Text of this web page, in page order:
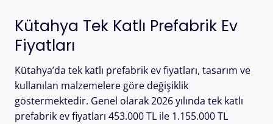
Kütahya Tek Katlı Prefabrik Ev
Fiyatları
Kütahya’da tek katlı prefabrik ev fiyatları, tasarım ve
kullanılan malzemelere göre değişiklik
göstermektedir. Genel olarak 2026 yılında tek katlı
prefabrik ev fiyatları 453.000 TL ile 1.155.000 TL